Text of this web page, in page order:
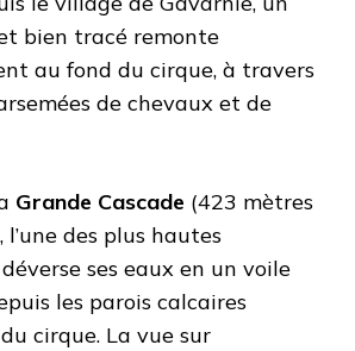
bien tracé remonte
au fond du cirque, à travers
de chevaux et de
Grande Cascade (423 mètres
des plus hautes
déverse ses eaux en un voile
les parois calcaires
cirque. La vue sur